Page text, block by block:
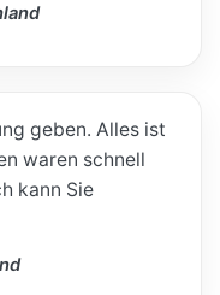
geben. Alles ist
waren schnell
kann Sie